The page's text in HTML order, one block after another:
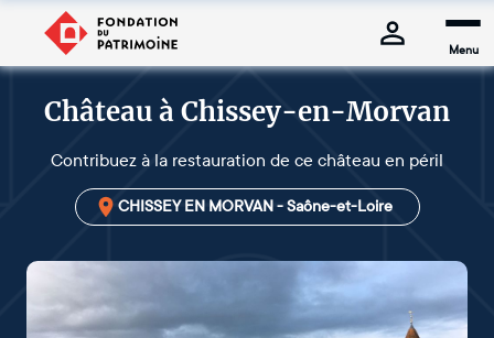
Menu
Château à Chissey-en-Morvan
Contribuez à la restauration de ce château en péril
CHISSEY EN MORVAN - Saône-et-Loire